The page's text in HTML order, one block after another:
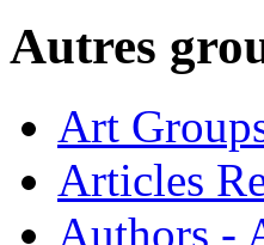
Autres
Art
Articles
Authors -